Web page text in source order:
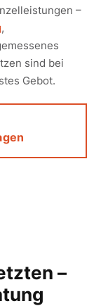
–
,
sind bei
Gebot.
–